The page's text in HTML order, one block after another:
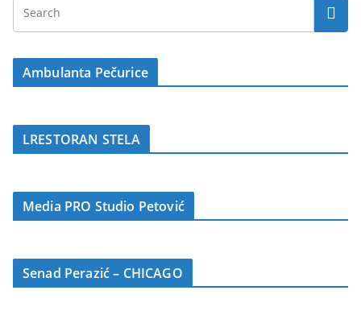
Ambulanta Pečurice
LRESTORAN STELA
Media PRO Studio Petović
Senad Perazić – CHICAGO